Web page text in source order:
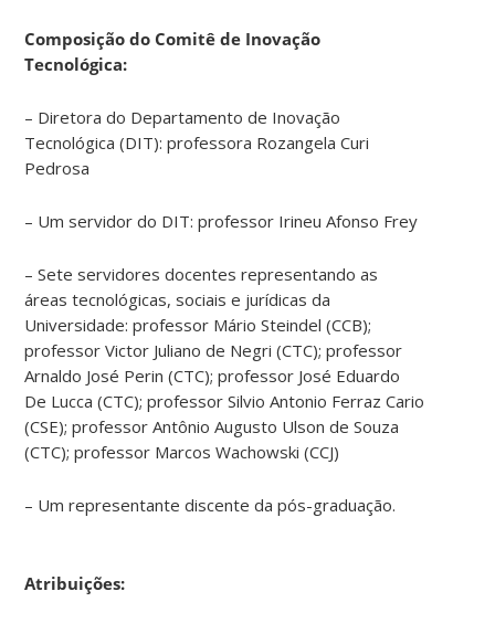
ainda
que
uma
equipe
reduzida,
Departamento
vez
demandas
por
comunidade
universitária.
relação
de
Composição do Comitê de Inovação
Tecnológica:
– Diretora do Departamento de Inovação
Tecnológica (DIT): professora Rozangela Curi
Pedrosa
– Um servidor do DIT: professor Irineu Afonso Frey
– Sete servidores docentes representando as
áreas tecnológicas, sociais e jurídicas da
Universidade: professor Mário Steindel (CCB);
professor Victor Juliano de Negri (CTC); professor
Arnaldo José Perin (CTC); professor José Eduardo
De Lucca (CTC); professor Silvio Antonio Ferraz Cario
(CSE); professor Antônio Augusto Ulson de Souza
(CTC); professor Marcos Wachowski (CCJ)
– Um representante discente da pós-graduação.
Atribuições: